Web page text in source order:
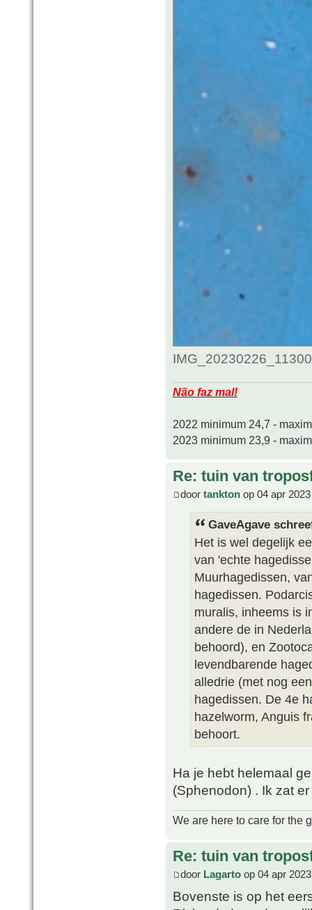
Não faz mal!
2022 minimum 24,7 -
2023 minimum 23,9 -
Re: tuin van
door tankton op 04 apr
GaveAgave
Het is wel degelijk
van 'echte
Muurhagedissen,
hagedissen.
muralis, inheems is
andere de in
behoord), en
levendbarende
alledrie (met nog
hagedissen. De 4e
hazelworm, Anguis
behoort.
Ha je hebt helemaal
(Sphenodon) . Ik zat
We are here to care for the
Re: tuin van
door Lagarto op 04 apr
Bovenste is op het